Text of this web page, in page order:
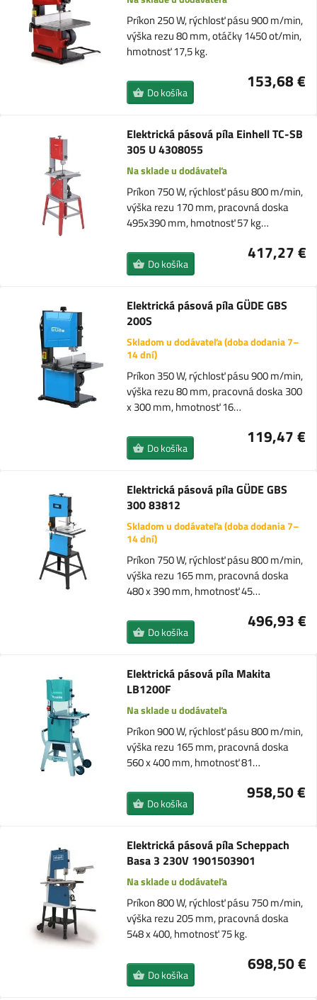
Príkon 250 W, rýchlosť pásu 900 m/min,
výška rezu 80 mm, otáčky 1450 ot/min,
hmotnosť 17,5 kg.
153,68 €
Do košíka
Elektrická pásová píla Einhell TC-SB
305 U 4308055
Na sklade u dodávateľa
Príkon 750 W, rýchlosť pásu 800 m/min,
výška rezu 170 mm, pracovná doska
495x390 mm, hmotnosť 57 kg…
417,27 €
Do košíka
Elektrická pásová píla GÜDE GBS
200S
Skladom u dodávateľa (doba dodania 7–
14 dní)
Príkon 350 W, rýchlosť pásu 900 m/min,
výška rezu 80 mm, pracovná doska 300
x 300 mm, hmotnosť 16…
119,47 €
Do košíka
Elektrická pásová píla GÜDE GBS
300 83812
Skladom u dodávateľa (doba dodania 7–
14 dní)
Príkon 750 W, rýchlosť pásu 800 m/min,
výška rezu 165 mm, pracovná doska
480 x 390 mm, hmotnosť 45…
496,93 €
Do košíka
Elektrická pásová píla Makita
LB1200F
Na sklade u dodávateľa
Príkon 900 W, rýchlosť pásu 800 m/min,
výška rezu 165 mm, pracovná doska
560 x 400 mm, hmotnosť 81…
958,50 €
Do košíka
Elektrická pásová píla Scheppach
Basa 3 230V 1901503901
Na sklade u dodávateľa
Príkon 800 W, rýchlosť pásu 750 m/min,
výška rezu 205 mm, pracovná doska
548 x 400, hmotnosť 75 kg.
698,50 €
Do košíka